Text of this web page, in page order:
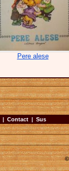
Pere alese
| Contact | Sus